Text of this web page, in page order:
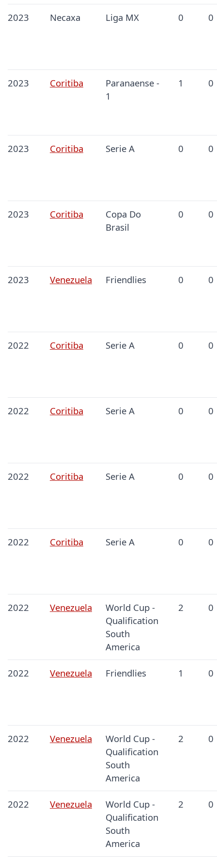
2023 Necaxa Liga MX 0 0
2023 Coritiba
Paranaense -
1
1 0
2023 Coritiba Serie A 0 0
2023 Coritiba
Copa Do
Brasil
0 0
2023 Venezuela Friendlies 0 0
2022 Coritiba Serie A 0 0
2022 Coritiba Serie A 0 0
2022 Coritiba Serie A 0 0
2022 Coritiba Serie A 0 0
2022 Venezuela
World Cup -
Qualification
South
America
2 0
2022 Venezuela Friendlies 1 0
2022 Venezuela
World Cup -
Qualification
South
America
2 0
2022 Venezuela
World Cup -
Qualification
South
America
2 0